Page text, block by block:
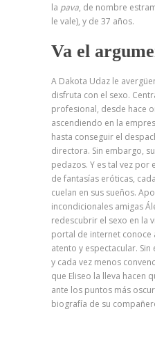
la pava, de nombre
le vale), y de 37 años.
Va el
A Dakota Udaz le
disfruta con el sexo.
profesional, desde hace
ascendiendo en la
hasta conseguir el
directora. Sin embargo,
pedazos. Y es tal vez
de fantasías eróticas,
cuelan en sus sueños.
incondicionales amigas
redescubrir el sexo en la
portal de internet conoce
atento y espectacular.
y cada vez menos
que Eliseo la lleva hacen
ante los puntos más
biografía de su